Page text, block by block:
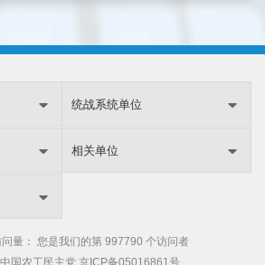
统战系统单位
相关单位
量： 您是我们的第 997790 个访问者
国农工民主党 京ICP备05016861号